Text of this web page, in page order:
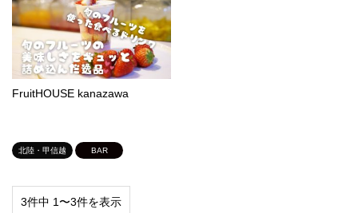
FruitHOUSE kanazawa
北陸・甲信越 BAR
3件中 1〜3件を表示